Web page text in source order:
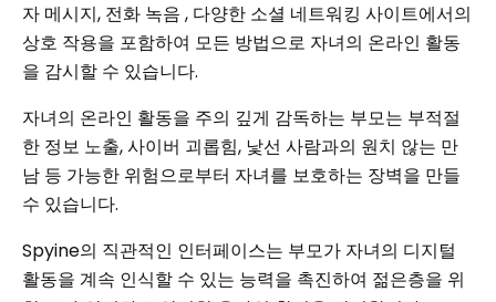
자 메시지, 전화 녹음 , 다양한 소셜 네트워킹 사이트에서의
상호 작용을 포함하여 모든 방법으로 자녀의 온라인 활동
을 감시할 수 있습니다.
자녀의 온라인 활동을 주의 깊게 감독하는 부모는 부적절
한 정보 노출, 사이버 괴롭힘, 낯선 사람과의 원치 않는 만
남 등 가능한 위험으로부터 자녀를 보호하는 장벽을 만들
수 있습니다.
Spyine의 직관적인 인터페이스는 부모가 자녀의 디지털
활동을 계속 인식할 수 있는 능력을 촉진하여 젊은층을 위